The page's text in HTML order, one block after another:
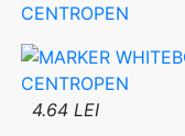
CENTROPEN
4.64 LEI